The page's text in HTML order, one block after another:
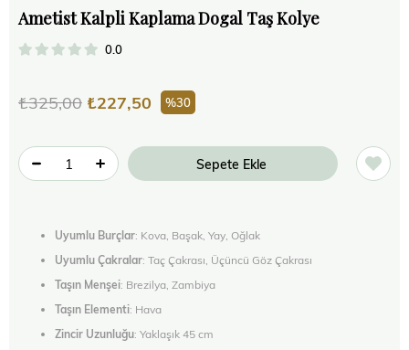
Ametist Kalpli Kaplama Dogal Taş Kolye
0.0
₺325,00 ₺227,50 30
Uyumlu Burçlar: Kova, Başak, Yay, Oğlak
Uyumlu Çakralar: Taç Çakrası, Üçüncü Göz Çakrası
Taşın Menşei: Brezilya, Zambiya
Taşın Elementi: Hava
Zincir Uzunluğu: Yaklaşık 45 cm